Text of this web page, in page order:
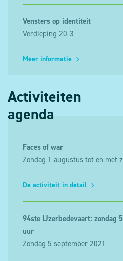
Vensters op identiteit
Verdieping 20-3
Meer informatie
Activiteiten
agenda
Faces of war
Zondag 1 augustus tot en met
De activiteit in detail
94ste IJzerbedevaart: zondag
uur
Zondag 5 september 2021